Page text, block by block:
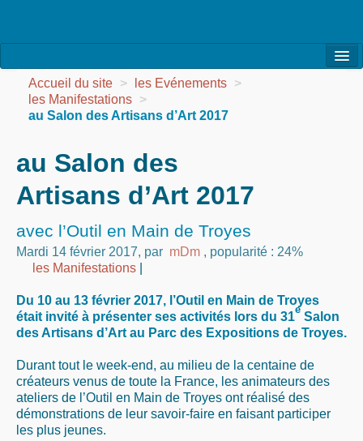
l’Association
la Vie de l’Association
Agenda
Contact
Accueil du site > les Evénements >
les Manifestations >
au Salon des Artisans d’Art 2017
au Salon des
Artisans d’Art 2017
avec l’Outil en Main de Troyes
Mardi 14 février 2017, par mDm , popularité : 24%
les Manifestations
Du 10 au 13 février 2017, l’Outil en Main de Troyes
était invité à présenter ses activités lors du 31
e
Salon
des Artisans d’Art au Parc des Expositions de Troyes.
Durant tout le week-end, au milieu de la centaine de
créateurs venus de toute la France, les animateurs des
ateliers de l’Outil en Main de Troyes ont réalisé des
démonstrations de leur savoir-faire en faisant participer
les plus jeunes.